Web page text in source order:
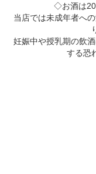
◇お酒は20
当店では未成年者へ
妊娠中や授乳期の飲
する恐